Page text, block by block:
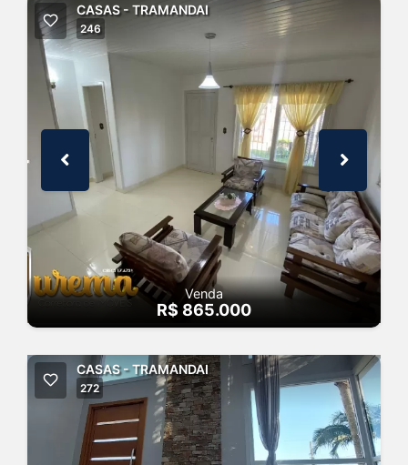
CASAS - TRAMANDAI
246
Venda
R$ 865.000
CASAS - TRAMANDAI
272